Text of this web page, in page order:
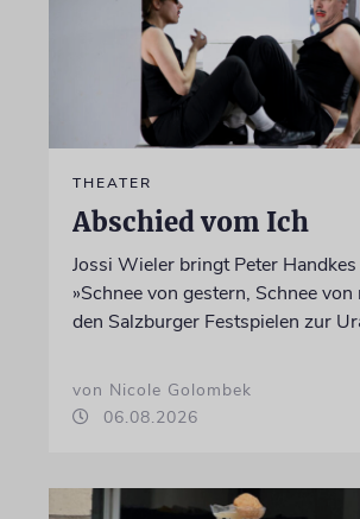
THEATER
Abschied vom Ich
Jossi Wieler bringt Peter
»Schnee von gestern, Schnee von
den Salzburger Festspielen zur
von Nicole Golombek
06.08.2026